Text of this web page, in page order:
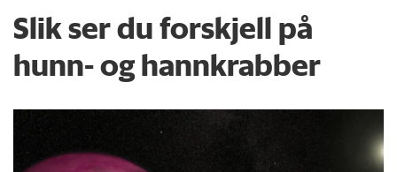
Slik ser du forskjell på
hunn- og hannkrabber